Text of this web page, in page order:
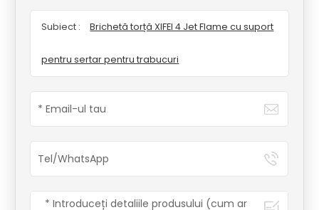
Subiect : Brichetă torță XIFEI 4 Jet Flame cu suport
pentru sertar pentru trabucuri